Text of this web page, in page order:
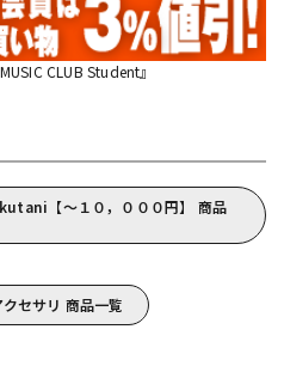
CLUB Student』
【～１０，０００円】 商品
セサリ 商品一覧